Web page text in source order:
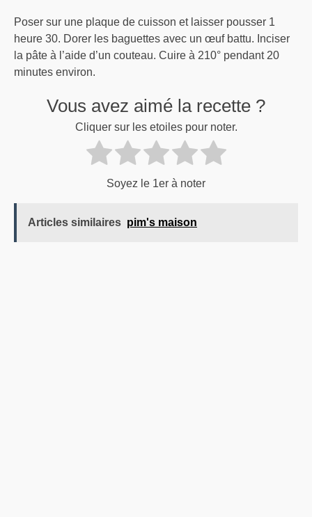
Poser sur une plaque de cuisson et laisser pousser 1
heure 30. Dorer les baguettes avec un œuf battu. Inciser
la pâte à l’aide d’un couteau. Cuire à 210° pendant 20
minutes environ.
Vous avez aimé la recette ?
Cliquer sur les etoiles pour noter.
Soyez le 1er à noter
Articles similaires pim's maison